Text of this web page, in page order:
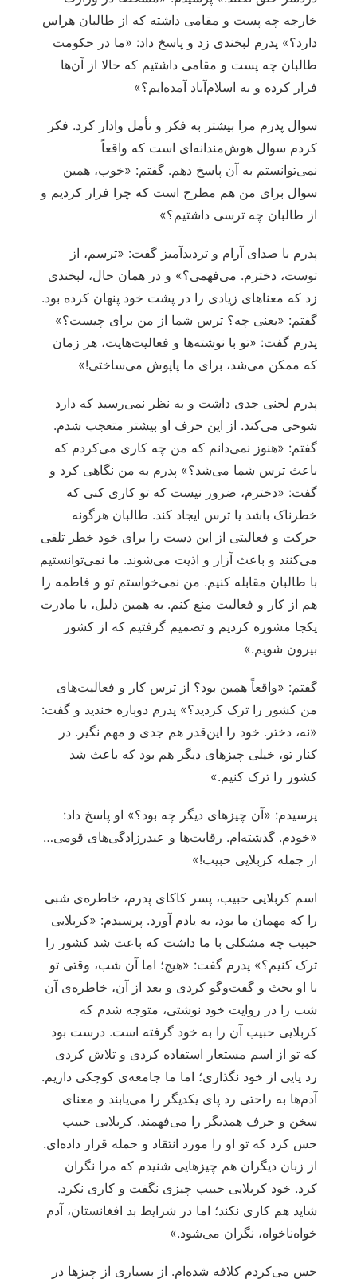
خارجه چه پست و مقامی داشته که از طالبان هراس
دارد؟» پدرم لبخندی زد و پاسخ داد: «ما در حکومت
طالبان چه پست و مقامی داشتیم که حالا از آن‌ها
فرار کرده و به اسلام‌آباد آمده‌ایم؟»
سوال پدرم مرا بیشتر به فکر و تأمل وادار کرد. فکر
کردم سوال هوش‌مندانه‌ای است که واقعاً
نمی‌توانستم به آن پاسخ دهم. گفتم: «خوب، همین
سوال برای من هم مطرح است که چرا فرار کردیم و
از طالبان چه ترسی داشتیم؟»
پدرم با صدای آرام و تردیدآمیز گفت: «ترسم، از
توست، دخترم. می‌فهمی؟» و در همان حال، لبخندی
زد که معناهای زیادی را در پشت خود پنهان کرده بود.
گفتم: «یعنی چه؟ ترس شما از من برای چیست؟»
پدرم گفت: «تو با نوشته‌ها و فعالیت‌هایت، هر زمان
که ممکن می‌شد، برای ما پاپوش می‌ساختی!»
پدرم لحنی جدی داشت و به نظر نمی‌رسید که دارد
شوخی می‌کند. از این حرف او بیشتر متعجب شدم.
گفتم: «هنوز نمی‌دانم که من چه کاری می‌کردم که
باعث ترس شما می‌شد؟» پدرم به من نگاهی کرد و
گفت: «دخترم، ضرور نیست که تو کاری کنی که
خطرناک باشد یا ترس ایجاد کند. طالبان هرگونه
حرکت و فعالیتی از این دست را برای خود خطر تلقی
می‌کنند و باعث آزار و اذیت می‌شوند. ما نمی‌توانستیم
با طالبان مقابله کنیم. من نمی‌خواستم تو و فاطمه را
هم از کار و فعالیت منع کنم. به همین دلیل، با مادرت
یکجا مشوره کردیم و تصمیم گرفتیم که از کشور
بیرون شویم.»
گفتم: «واقعاً همین بود؟ از ترس کار و فعالیت‌های
من کشور را ترک کردید؟» پدرم دوباره خندید و گفت:
«نه، دختر. خود را این‌قدر هم جدی و مهم نگیر. در
کنار تو، خیلی چیزهای دیگر هم بود که باعث شد
کشور را ترک کنیم.»
پرسیدم: «آن چیزهای دیگر چه بود؟» او پاسخ داد:
«خودم. گذشته‌ام. رقابت‌ها و عبدرزادگی‌های قومی…
از جمله کربلایی حبیب!»
اسم کربلایی حبیب، پسر کاکای پدرم، خاطره‌ی شبی
را که مهمان ما بود، به یادم آورد. پرسیدم: «کربلایی
حبیب چه مشکلی با ما داشت که باعث شد کشور را
ترک کنیم؟» پدرم گفت: «هیچ؛ اما آن شب، وقتی تو
با او بحث و گفت‌وگو کردی و بعد از آن، خاطره‌ی آن
شب را در روایت خود نوشتی، متوجه شدم که
کربلایی حبیب آن را به خود گرفته است. درست بود
که تو از اسم مستعار استفاده کردی و تلاش کردی
رد پایی از خود نگذاری؛ اما ما جامعه‌ی کوچکی داریم.
آدم‌ها به راحتی رد پای یکدیگر را می‌یابند و معنای
سخن و حرف همدیگر را می‌فهمند. کربلایی حبیب
حس کرد که تو او را مورد انتقاد و حمله قرار داده‌ای.
از زبان دیگران هم چیزهایی شنیدم که مرا نگران
کرد. خود کربلایی حبیب چیزی نگفت و کاری نکرد.
شاید هم کاری نکند؛ اما در شرایط بد افغانستان، آدم
خواه‌ناخواه، نگران می‌شود.»
حس می‌کردم کلافه شده‌ام. از بسیاری از چیزها در